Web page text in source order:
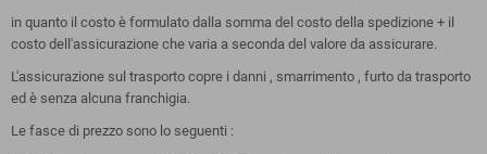
in quanto il costo è formulato dalla somma del costo della spedizione + il
costo dell'assicurazione che varia a seconda del valore da assicurare.
L'assicurazione sul trasporto copre i danni , smarrimento , furto da trasporto
ed è senza alcuna franchigia.
Le fasce di prezzo sono lo seguenti :